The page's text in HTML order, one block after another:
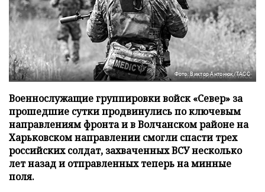
Фото: Виктор Антонюк/ТАСС
Военнослужащие группировки войск «Север» за
прошедшие сутки продвинулись по ключевым
направлениям фронта и в Волчанском районе на
Харьковском направлении смогли спасти трех
российских солдат, захваченных ВСУ несколько
лет назад и отправленных теперь на минные
поля.